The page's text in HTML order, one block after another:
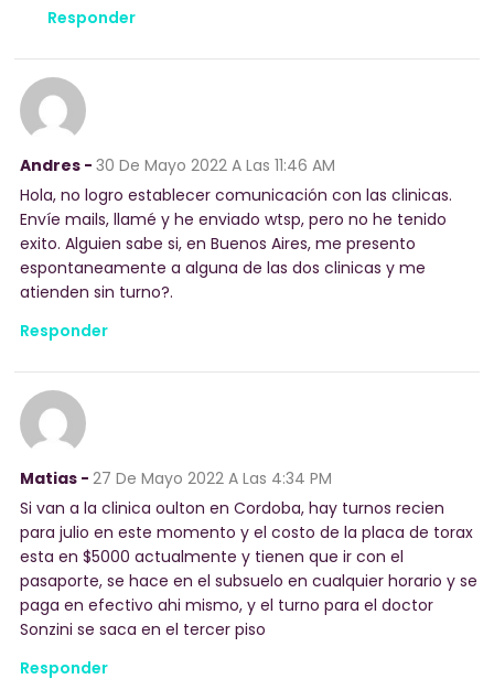
Responder
Andres - 30 De Mayo 2022 A Las 11:46 AM
Hola, no logro establecer comunicación con las clinicas.
Envíe mails, llamé y he enviado wtsp, pero no he tenido
exito. Alguien sabe si, en Buenos Aires, me presento
espontaneamente a alguna de las dos clinicas y me
atienden sin turno?.
Responder
Matias - 27 De Mayo 2022 A Las 4:34 PM
Si van a la clinica oulton en Cordoba, hay turnos recien
para julio en este momento y el costo de la placa de torax
esta en $5000 actualmente y tienen que ir con el
pasaporte, se hace en el subsuelo en cualquier horario y se
paga en efectivo ahi mismo, y el turno para el doctor
Sonzini se saca en el tercer piso
Responder